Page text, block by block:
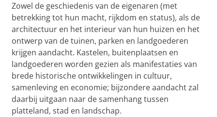
Zowel de geschiedenis van de eigenaren (met
betrekking tot hun macht, rijkdom en status), als de
architectuur en het interieur van hun huizen en het
ontwerp van de tuinen, parken en landgoederen
krijgen aandacht. Kastelen, buitenplaatsen en
landgoederen worden gezien als manifestaties van
brede historische ontwikkelingen in cultuur,
samenleving en economie; bijzondere aandacht zal
daarbij uitgaan naar de samenhang tussen
platteland, stad en landschap.